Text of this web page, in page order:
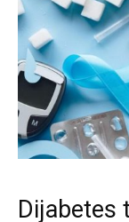
Dijabetes